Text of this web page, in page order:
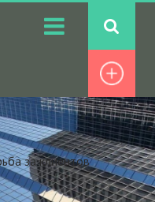
за клиентов